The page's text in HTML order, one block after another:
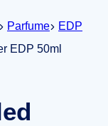
Parfume
EDP